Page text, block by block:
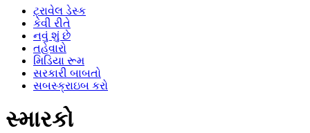
ટ્રાવેલ ડેસ્ક
કેવી રીતે
નવું શું છે
તહેવારો
મિડિયા રૂમ
સરકારી બાબતો
સબસ્ક્રાઇબ કરો
સ્મારકો